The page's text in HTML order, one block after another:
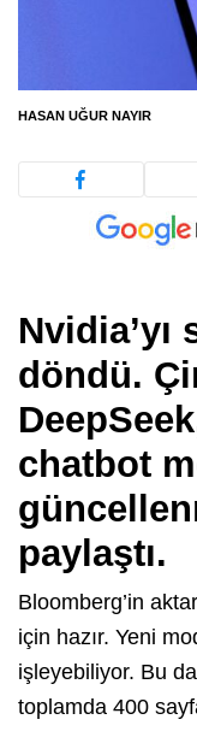
HASAN UĞUR NAYIR
döndü.
chatbot
paylaştı.
Bloomberg’in
için hazır. Yeni
işleyebiliyor. Bu
toplamda 400